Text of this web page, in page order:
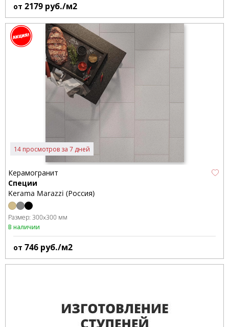
от 2179 руб./м2
14 просмотров за 7 дней
Керамогранит
Специи
Kerama Marazzi (Россия)
Размер: 300x300 мм
В наличии
от 746 руб./м2